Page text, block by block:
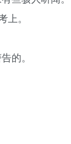
。
的。